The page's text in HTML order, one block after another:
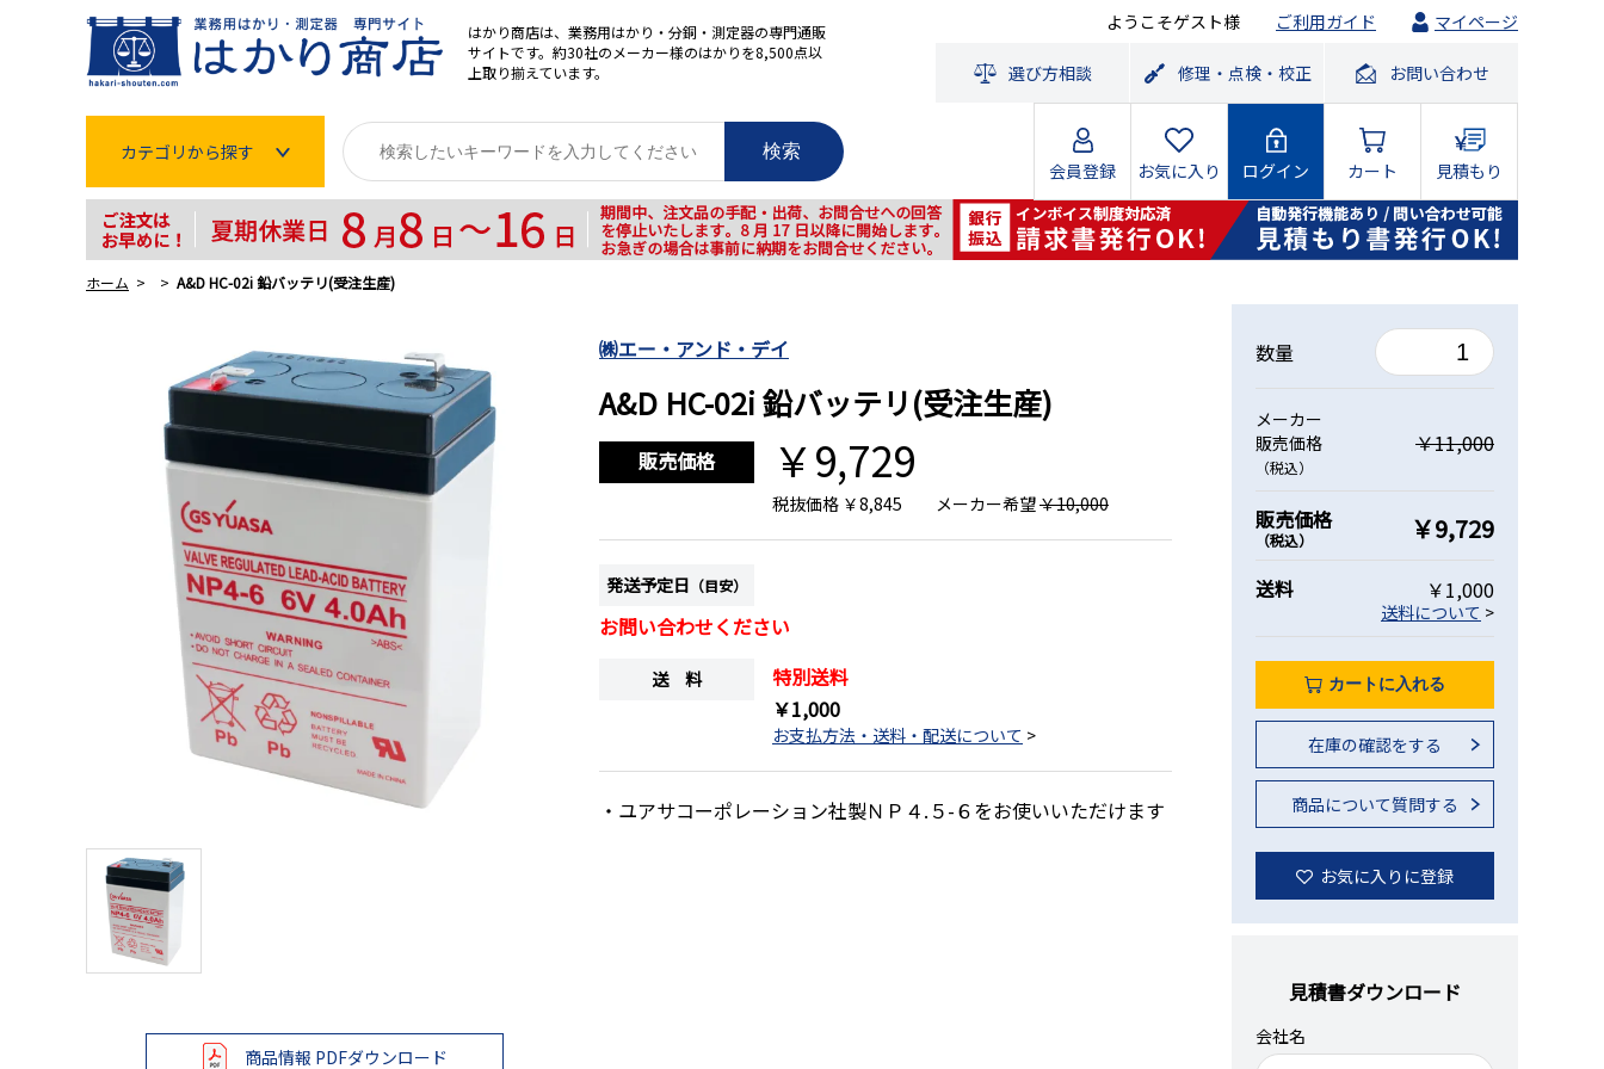
はかり商店は、業務用はかり・分銅・測定器の専門通販
サイトです。約30社のメーカー様のはかりを8,500点以
上取り揃えています。
ようこそゲスト様 ご利用ガイド マイページ
選び方相談 修理・点検・校正 お問い合わせ
カテゴリから探す
はかり
分銅
タイマー
長さ測定器
濃度・環境測定
色々な計測器
レベル・勾配測定
オプション
検索
会員登録 お気に入り ログイン カート 見積もり
ホーム A&D HC-02i 鉛バッテリ(受注生産)
商品情報 PDFダウンロード
㈱エー・アンド・デイ
A&D HC-02i 鉛バッテリ(受注生産)
販売価格 ￥9,729
税抜価格 ￥8,845 メーカー希望￥10,000
発送予定日 （目安）
お問い合わせください
送 料
特別送料
￥1,000
お支払方法・送料・配送について >
・ユアサコーポレーション社製ＮＰ４.５-６をお使いいただけます
数量
メーカー
販売価格
（税込）
￥11,000
販売価格
（税込） ￥9,729
送料 ￥1,000
送料について >
カートに入れる
在庫の確認をする
商品について質問する
お気に入りに登録
見積書ダウンロード
会社名